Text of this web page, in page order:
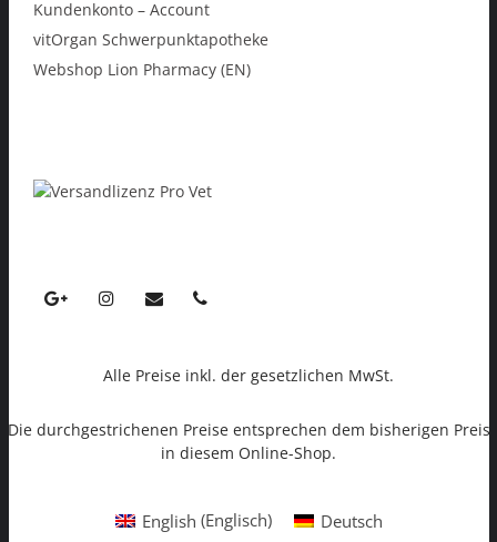
Kundenkonto – Account
vitOrgan Schwerpunktapotheke
Webshop Lion Pharmacy (EN)
Alle Preise inkl. der gesetzlichen MwSt.
Die durchgestrichenen Preise entsprechen dem bisherigen Preis
in diesem Online-Shop.
English (Englisch) Deutsch